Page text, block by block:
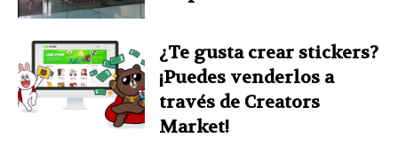
¿Te gusta crear stickers?
¡Puedes venderlos a
través de Creators
Market!